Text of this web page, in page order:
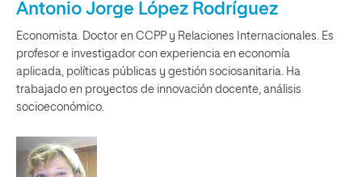
Antonio Jorge López Rodríguez
Economista. Doctor en CCPP y Relaciones Internacionales. Es
profesor e investigador con experiencia en economía
aplicada, políticas públicas y gestión sociosanitaria. Ha
trabajado en proyectos de innovación docente, análisis
socioeconómico.